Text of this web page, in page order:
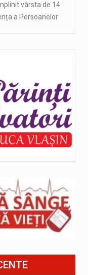
vârsta de 14
a Persoanelor